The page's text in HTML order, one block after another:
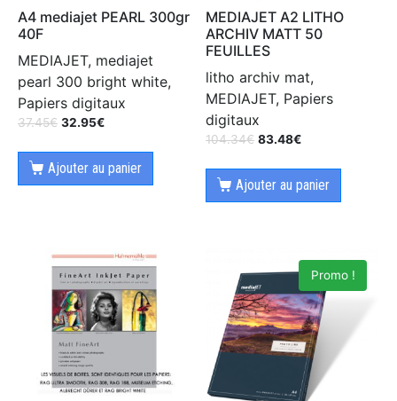
A4 mediajet PEARL 300gr
40F
MEDIAJET, mediajet
pearl 300 bright white,
Papiers digitaux
37.45€ 32.95€
Ajouter au panier
MEDIAJET A2 LITHO
ARCHIV MATT 50
FEUILLES
litho archiv mat,
MEDIAJET, Papiers
digitaux
104.34€ 83.48€
Ajouter au panier
Promo !